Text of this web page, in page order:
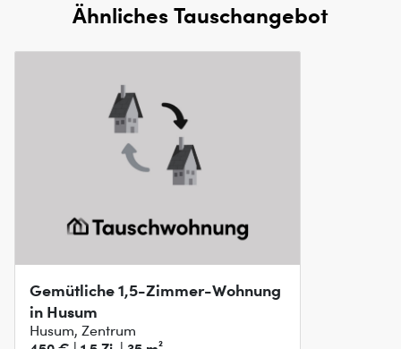
Ähnliches Tauschangebot
Gemütliche 1,5-Zimmer-Wohnung
in Husum
Husum, Zentrum